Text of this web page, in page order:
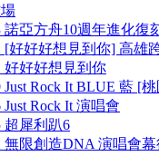
諾亞方舟10週年進化復
[好好好想見到你] 高雄
好好好想見到你
Just Rock It BLUE 藍 [
Just Rock It 演唱會
超犀利趴6
無限創造DNA 演唱會